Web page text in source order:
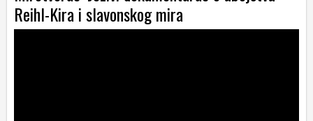
Reihl-Kira i slavonskog mira